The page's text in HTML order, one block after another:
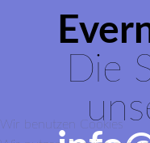
Die
Wir benutzen Cookies